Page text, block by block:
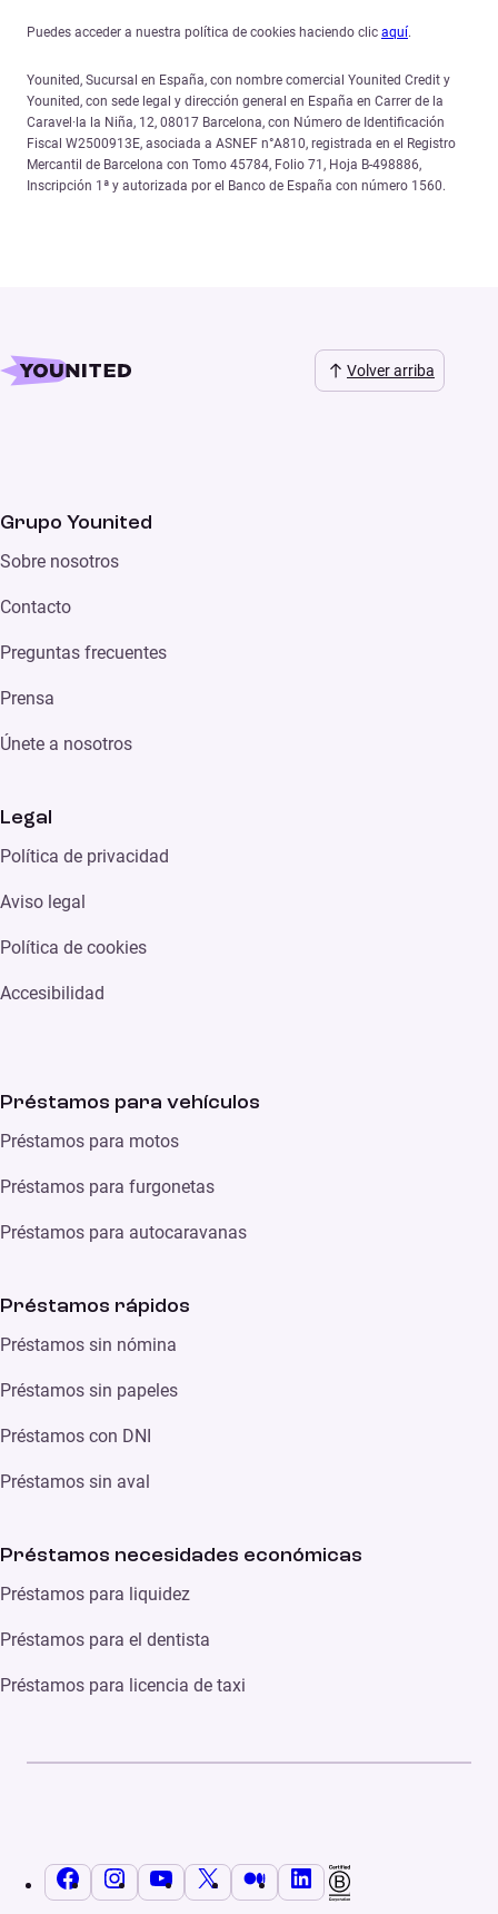
Puedes acceder a nuestra política de cookies haciendo clic aquí.
Younited, Sucursal en España, con nombre comercial Younited Credit y
Younited, con sede legal y dirección general en España en Carrer de la
Caravel·la la Niña, 12, 08017 Barcelona, con Número de Identificación
Fiscal W2500913E, asociada a ASNEF n°A810, registrada en el Registro
Mercantil de Barcelona con Tomo 45784, Folio 71, Hoja B-498886,
Inscripción 1ª y autorizada por el Banco de España con número 1560.
Volver arriba
Grupo Younited
Sobre nosotros
Contacto
Preguntas frecuentes
Prensa
Únete a nosotros
Legal
Política de privacidad
Aviso legal
Política de cookies
Accesibilidad
Préstamos para vehículos
Préstamos para motos
Préstamos para furgonetas
Préstamos para autocaravanas
Préstamos rápidos
Préstamos sin nómina
Préstamos sin papeles
Préstamos con DNI
Préstamos sin aval
Préstamos necesidades económicas
Préstamos para liquidez
Préstamos para el dentista
Préstamos para licencia de taxi
FacebookInstagramYouTubeX MediumLinkedIn